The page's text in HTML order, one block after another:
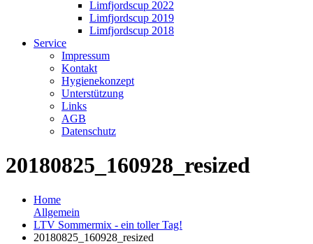
Limfjordscup 2022
Limfjordscup 2019
Limfjordscup 2018
Service
Impressum
Kontakt
Hygienekonzept
Unterstützung
Links
AGB
Datenschutz
20180825_160928_resized
Home
Allgemein
LTV Sommermix - ein toller Tag!
20180825_160928_resized